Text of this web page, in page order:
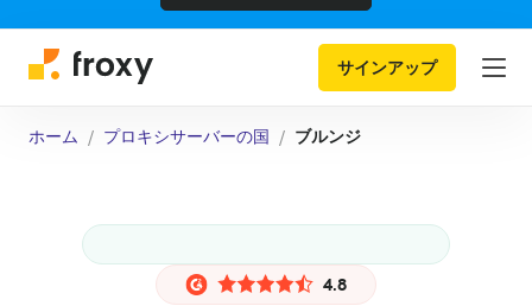
サインアップ
ホーム プロキシサーバーの国 ブルンジ
4.8